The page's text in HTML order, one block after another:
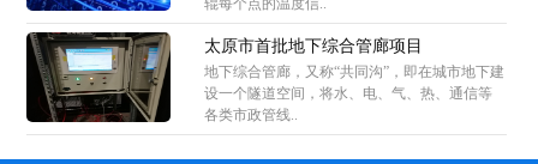
辊每个点的温度信..
太原市首批地下综合管廊项目
地下综合管廊，又称“共同沟”，即在城市地下建
设一个隧道空间，将水、电、气、热、通信等
各类市政管线..